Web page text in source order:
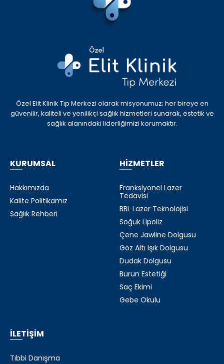
Özel Elit Klinik Tıp Merkezi olarak misyonumuz; her bireye en
güvenilir, kaliteli ve yenilikçi sağlık hizmetleri sunarak, estetik ve
sağlık alanındaki liderliğimizi korumaktır.
KURUMSAL
Hakkımızda
Kalite Politikamız
Sağlık Rehberi
HİZMETLER
Franksiyonel Lazer
Tedavisi
BBL Lazer Teknolojisi
Soğuk Lipoliz
Çene Jawline Dolgusu
Göz Altı Işık Dolgusu
Dudak Dolgusu
Burun Estetiği
Saç Ekimi
Gebe Okulu
İLETİŞİM
Tıbbi Danışma